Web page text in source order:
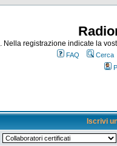
. Nella registrazione indicate la
FAQ Cerca
Iscrivi